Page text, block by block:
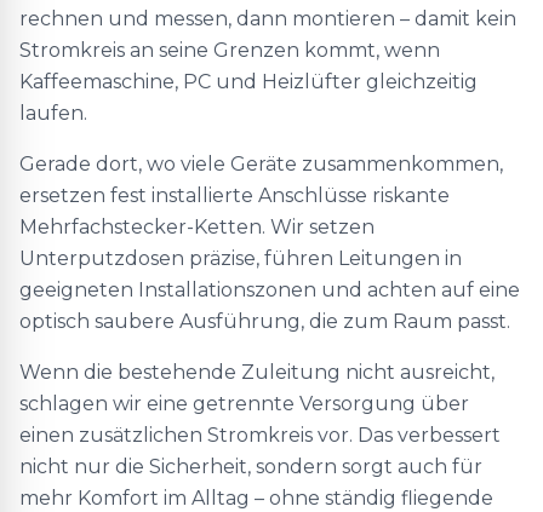
rechnen und messen, dann montieren – damit kein
Stromkreis an seine Grenzen kommt, wenn
Kaffeemaschine, PC und Heizlüfter gleichzeitig
laufen.
Gerade dort, wo viele Geräte zusammenkommen,
ersetzen fest installierte Anschlüsse riskante
Mehrfachstecker-Ketten. Wir setzen
Unterputzdosen präzise, führen Leitungen in
geeigneten Installationszonen und achten auf eine
optisch saubere Ausführung, die zum Raum passt.
Wenn die bestehende Zuleitung nicht ausreicht,
schlagen wir eine getrennte Versorgung über
einen zusätzlichen Stromkreis vor. Das verbessert
nicht nur die Sicherheit, sondern sorgt auch für
mehr Komfort im Alltag – ohne ständig fliegende